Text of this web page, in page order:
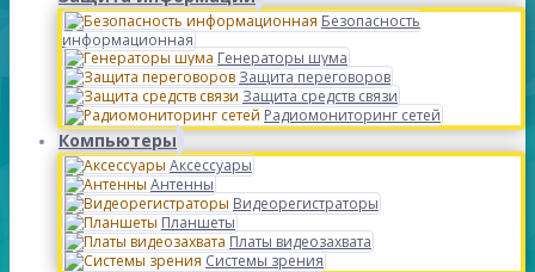
Безопасность
информационная
Генераторы шума
Защита переговоров
Защита средств связи
Радиомониторинг сетей
Компьютеры
Аксессуары
Антенны
Видеорегистраторы
Планшеты
Платы видеозахвата
Системы зрения